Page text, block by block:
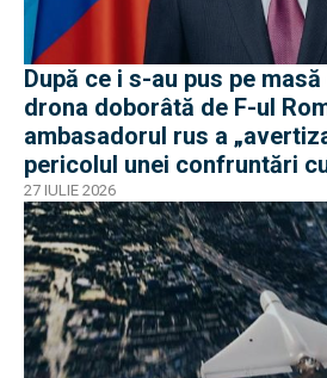
După ce i s-au pus pe
drona doborâtă de F-ul
ambasadorul rus a
pericolul unei confruntări
o „înscenare propagandistă”
27 IULIE 2026